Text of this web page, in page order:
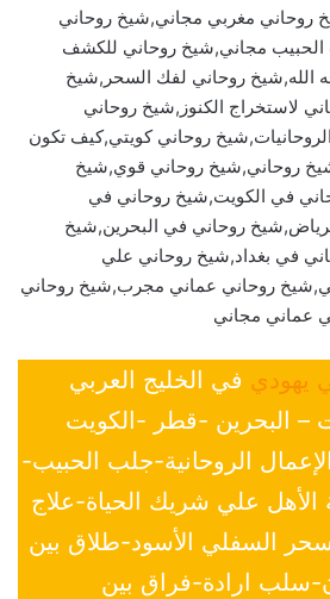
روحاني مغربي مجاني,شيخ روحاني
الحبيب مجاني,شيخ روحاني للكشف
الله,شيخ روحاني لفك السحر,شيخ
لاستخراج الكنوز,شيخ روحاني
روحاني كويتي,كيف تكون
روحاني,شيخ روحاني قوي,شيخ
في الكويت,شيخ روحاني في
روحاني في البحرين,شيخ
في بغداد,شيخ روحاني علي
روحاني عماني مجرب,شيخ روحاني
عماني مجاني
يهودي في الخليج العربي
– البحرين -قطر -الكويت
الروحانية-جلب الحبيب-
الأهل علي شريك الحياة-علاج
السفلي الأسود-طلاق بين
سلب ارادة-فراق بين